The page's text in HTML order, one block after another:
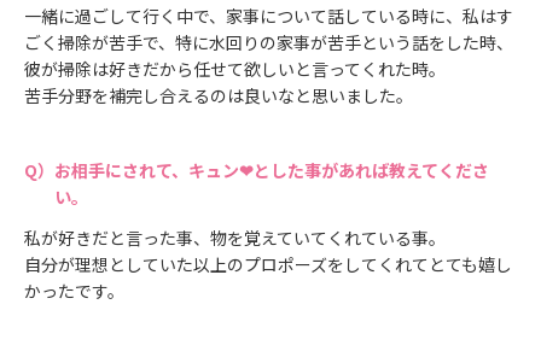
一緒に過ごして行く中で、家事について話している時に、私はす
ごく掃除が苦手で、特に水回りの家事が苦手という話をした時、
彼が掃除は好きだから任せて欲しいと言ってくれた時。
苦手分野を補完し合えるのは良いなと思いました。
お相手にされて、キュン❤とした事があれば教えてくださ
い。
私が好きだと言った事、物を覚えていてくれている事。
自分が理想としていた以上のプロポーズをしてくれてとても嬉し
かったです。